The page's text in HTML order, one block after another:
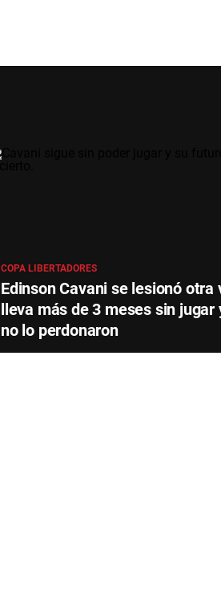
COPA LIBERTADORES
Edinson Cavani se lesionó otra
lleva más de 3 meses sin jugar
no lo perdonaron